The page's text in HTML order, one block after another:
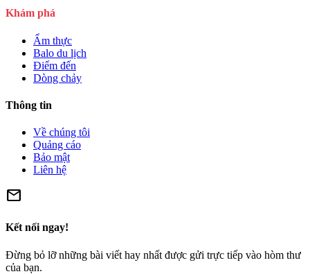
Khám phá
Ẩm thực
Balo du lịch
Điểm đến
Dòng chảy
Thông tin
Về chúng tôi
Quảng cáo
Bảo mật
Liên hệ
mail
Kết nối ngay!
Đừng bỏ lỡ những bài viết hay nhất được gửi trực tiếp vào hòm thư
của bạn.